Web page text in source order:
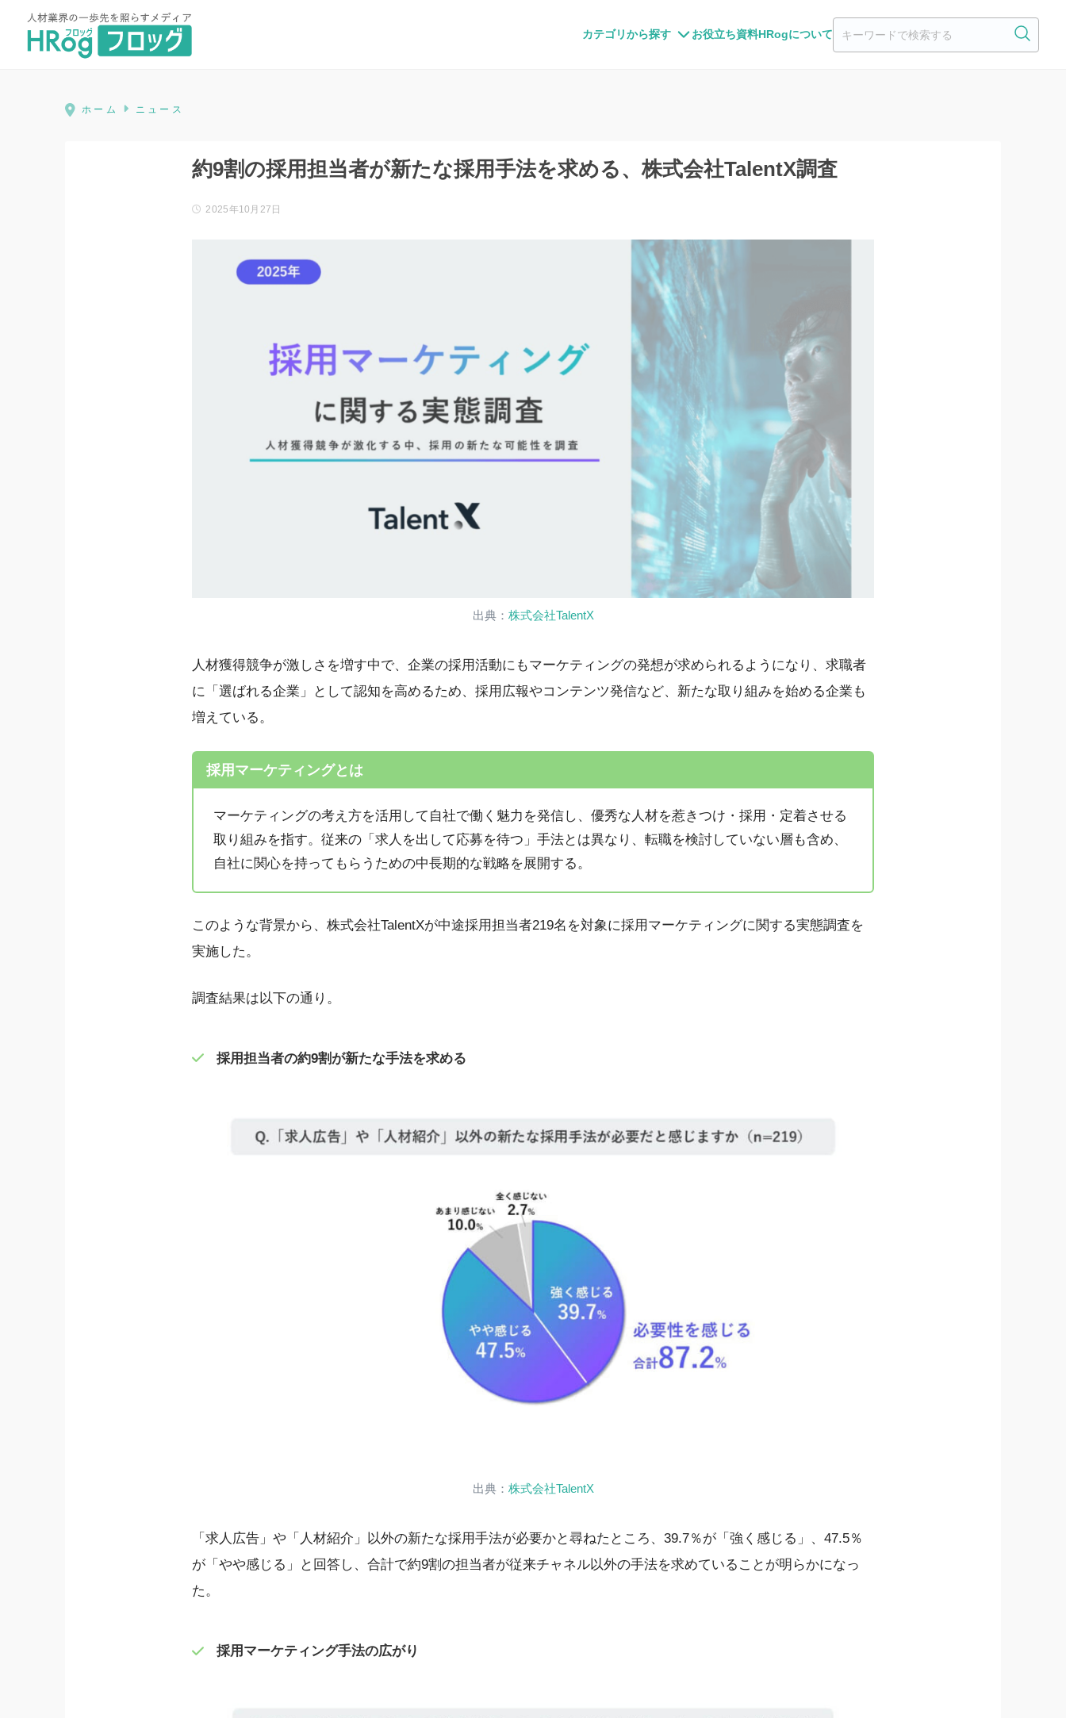
カテゴリから探す お役立ち資料HRogについて
HRog | 人材業界の一歩先を照らすメディア
ホーム ニュース
約9割の採用担当者が新たな採用手法を求める、株式会社TalentX調査
2025年10月27日
出典： 株式会社TalentX
人材獲得競争が激しさを増す中で、企業の採用活動にもマーケティングの発想が求められるようになり、求職者
に「選ばれる企業」として認知を高めるため、採用広報やコンテンツ発信など、新たな取り組みを始める企業も
増えている。
採用マーケティングとは
マーケティングの考え方を活用して自社で働く魅力を発信し、優秀な人材を惹きつけ・採用・定着させる
取り組みを指す。従来の「求人を出して応募を待つ」手法とは異なり、転職を検討していない層も含め、
自社に関心を持ってもらうための中長期的な戦略を展開する。
このような背景から、株式会社TalentXが中途採用担当者219名を対象に採用マーケティングに関する実態調査を
実施した。
調査結果は以下の通り。
採用担当者の約9割が新たな手法を求める
出典： 株式会社TalentX
「求人広告」や「人材紹介」以外の新たな採用手法が必要かと尋ねたところ、39.7％が「強く感じる」、47.5％
が「やや感じる」と回答し、合計で約9割の担当者が従来チャネル以外の手法を求めていることが明らかになっ
た。
採用マーケティング手法の広がり